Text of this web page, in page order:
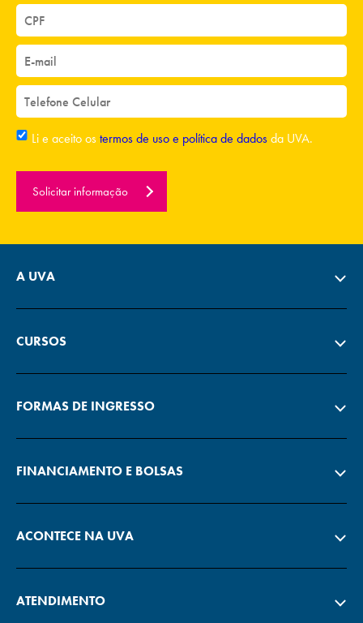
Li e aceito ostermos de uso e política de dadosda UVA.
Solicitar informação
A UVA
CURSOS
FORMAS DE INGRESSO
FINANCIAMENTO E BOLSAS
ACONTECE NA UVA
ATENDIMENTO